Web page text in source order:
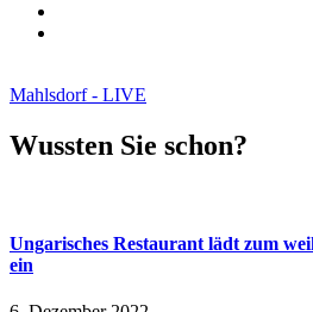
Mahlsdorf - LIVE
Wussten Sie schon?
Ungarisches Restaurant lädt zum
ein